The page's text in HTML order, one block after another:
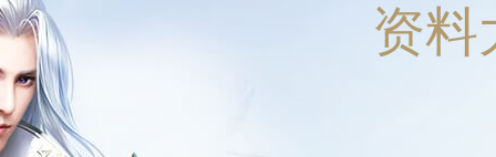
资料